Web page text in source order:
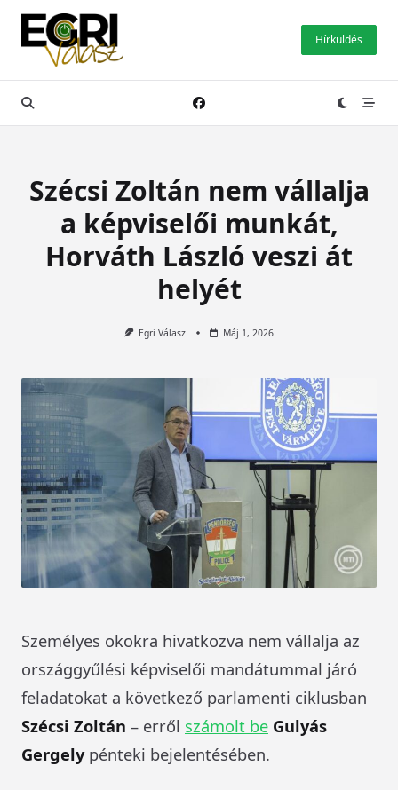
Skip
content
Hírküldés
Szécsi Zoltán nem vállalja
a képviselői munkát,
Horváth László veszi át
helyét
Egri Válasz Máj 1, 2026
Személyes okokra hivatkozva nem vállalja az
országgyűlési képviselői mandátummal járó
feladatokat a következő parlamenti ciklusban
Szécsi Zoltán – erről számolt be Gulyás
Gergelypénteki bejelentésében.